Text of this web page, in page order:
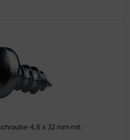
4,8 x 32 mm mit